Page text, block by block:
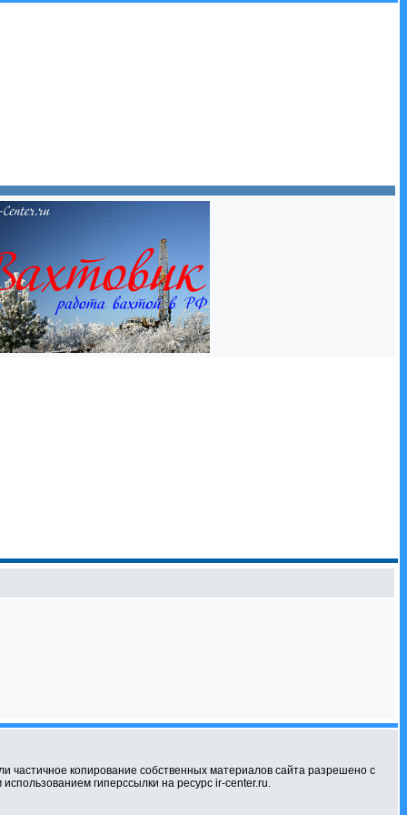
копирование собственных материалов сайта разрешено с
гиперссылки на ресурс ir-center.ru.